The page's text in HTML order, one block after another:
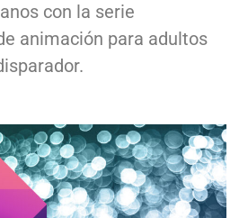
con la serie
animación para adultos